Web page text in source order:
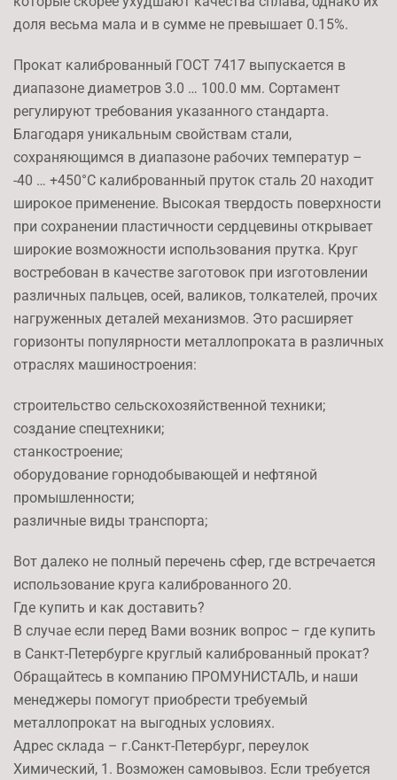
доля весьма мала и в сумме не превышает 0.15%.
Прокат калиброванный ГОСТ 7417 выпускается в
диапазоне диаметров 3.0 … 100.0 мм. Сортамент
регулируют требования указанного стандарта.
Благодаря уникальным свойствам стали,
сохраняющимся в диапазоне рабочих температур –
-40 … +450°C калиброванный пруток сталь 20 находит
широкое применение. Высокая твердость поверхности
при сохранении пластичности сердцевины открывает
широкие возможности использования прутка. Круг
востребован в качестве заготовок при изготовлении
различных пальцев, осей, валиков, толкателей, прочих
нагруженных деталей механизмов. Это расширяет
горизонты популярности металлопроката в различных
отраслях машиностроения:
строительство сельскохозяйственной техники;
создание спецтехники;
станкостроение;
оборудование горнодобывающей и нефтяной
промышленности;
различные виды транспорта;
Вот далеко не полный перечень сфер, где встречается
использование круга калиброванного 20.
Где купить и как доставить?
В случае если перед Вами возник вопрос – где купить
в Санкт-Петербурге круглый калиброванный прокат?
Обращайтесь в компанию ПРОМУНИСТАЛЬ, и наши
менеджеры помогут приобрести требуемый
металлопрокат на выгодных условиях.
Адрес склада – г.Санкт-Петербург, переулок
Химический, 1. Возможен самовывоз. Если требуется